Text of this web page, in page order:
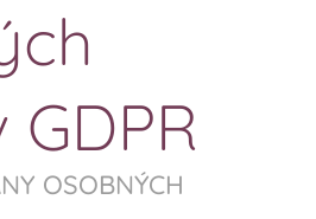
OSOBNÝCH